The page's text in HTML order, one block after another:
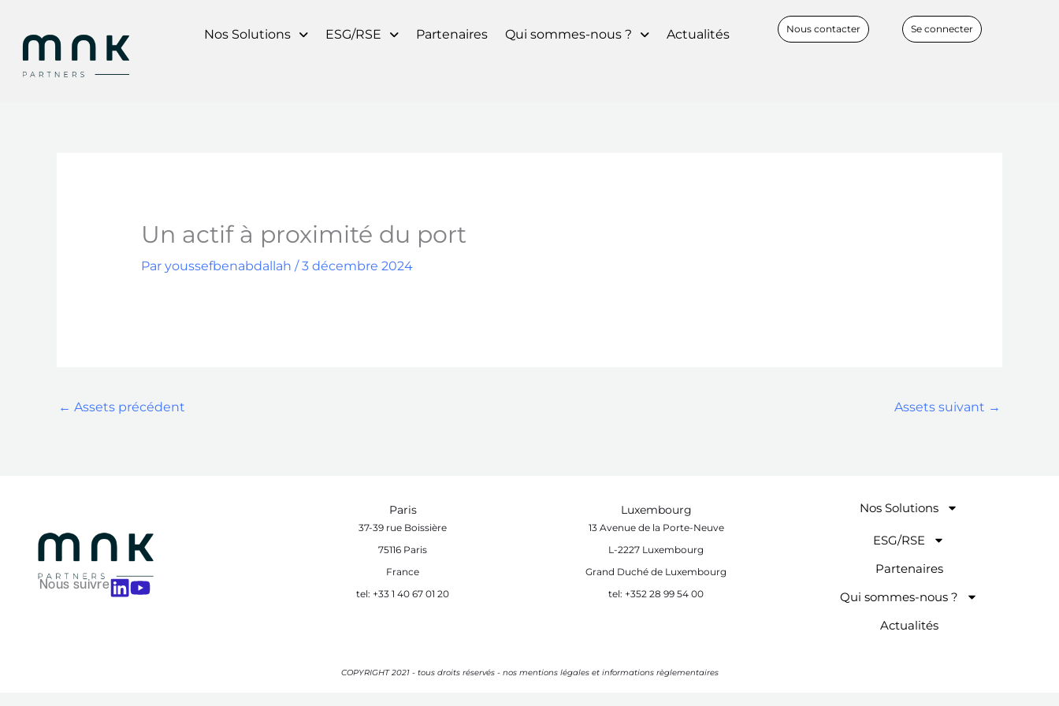
Nos Solutions ESG/RSE Partenaires Qui sommes-nous ? Actualités Nous contacter Se connecter
Un actif à proximité du port
Par youssefbenabdallah /3 décembre 2024
← Assets précédent Assets suivant →
Nous suivre
Paris
37-39 rue Boissière
75116 Paris
France
tel: +33 1 40 67 01 20
Luxembourg
13 Avenue de la Porte-Neuve
L-2227 Luxembourg
Grand Duché de Luxembourg
tel: +352 28 99 54 00
Nos Solutions
ESG/RSE
Partenaires
Qui sommes-nous ?
Actualités
COPYRIGHT 2021 - tous droits réservés - nos mentions légales et informations règlementaires